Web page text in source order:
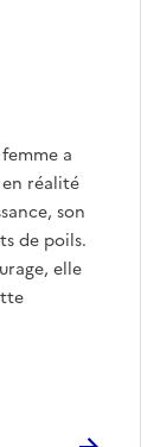
a
réalité
son
de poils.
elle